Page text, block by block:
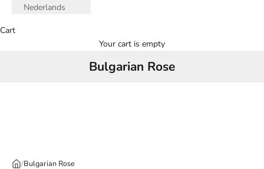
Nederlands
Cart
Your cart is empty
Bulgarian Rose
/Bulgarian Rose